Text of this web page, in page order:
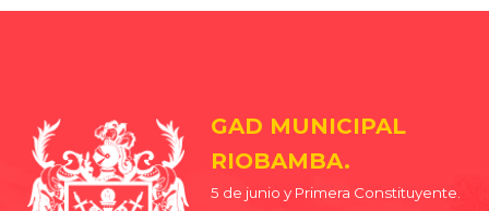
GAD MUNICIPAL
RIOBAMBA.
5 de junio y Primera Constituyente.